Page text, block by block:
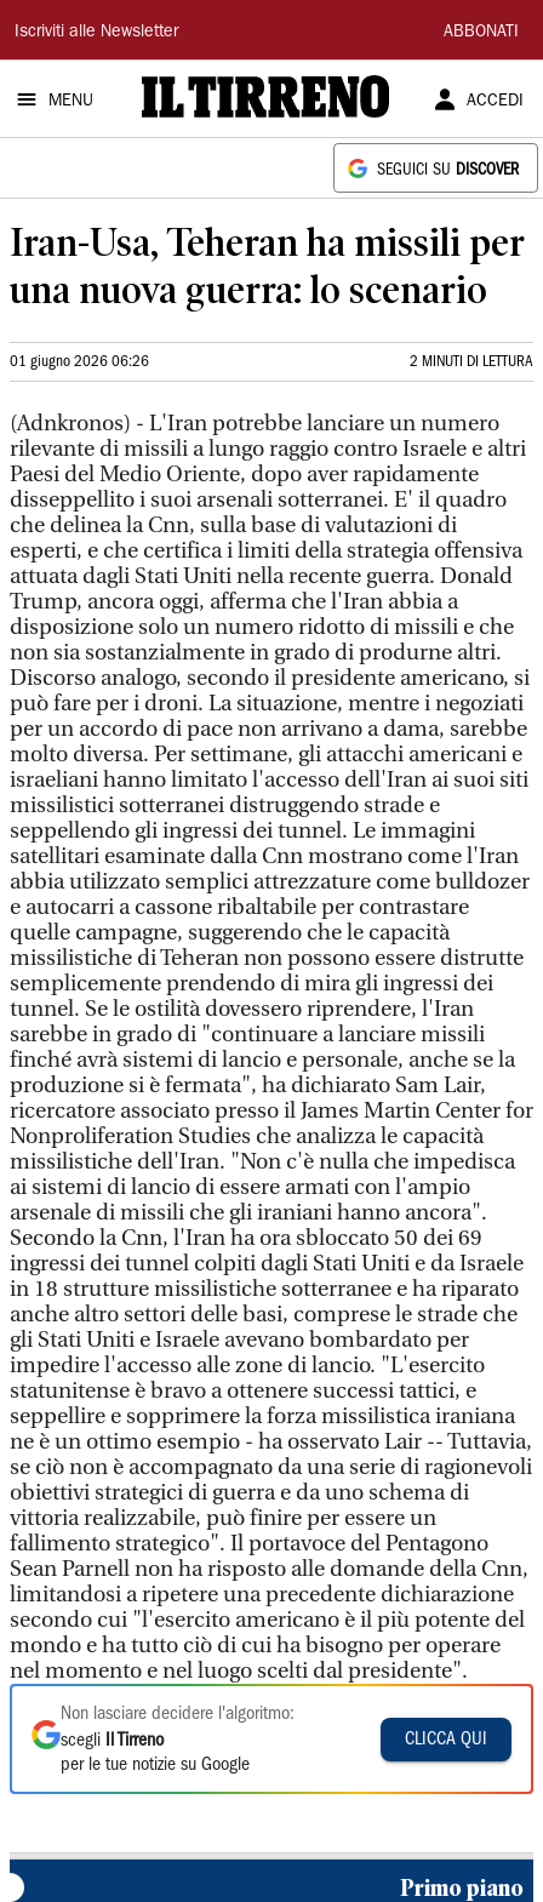
Il
Tirreno
Iscriviti alle Newsletter ABBONATI
MENU ACCEDI
SEGUICI SU DISCOVER
Iran-Usa, Teheran ha missili per
una nuova guerra: lo scenario
01 giugno 2026 06:26 2 MINUTI DI LETTURA
(Adnkronos) - L'Iran potrebbe lanciare un numero
rilevante di missili a lungo raggio contro Israele e altri
Paesi del Medio Oriente, dopo aver rapidamente
disseppellito i suoi arsenali sotterranei. E' il quadro
che delinea la Cnn, sulla base di valutazioni di
esperti, e che certifica i limiti della strategia offensiva
attuata dagli Stati Uniti nella recente guerra. Donald
Trump, ancora oggi, afferma che l'Iran abbia a
disposizione solo un numero ridotto di missili e che
non sia sostanzialmente in grado di produrne altri.
Discorso analogo, secondo il presidente americano, si
può fare per i droni. La situazione, mentre i negoziati
per un accordo di pace non arrivano a dama, sarebbe
molto diversa. Per settimane, gli attacchi americani e
israeliani hanno limitato l'accesso dell'Iran ai suoi siti
missilistici sotterranei distruggendo strade e
seppellendo gli ingressi dei tunnel. Le immagini
satellitari esaminate dalla Cnn mostrano come l'Iran
abbia utilizzato semplici attrezzature come bulldozer
e autocarri a cassone ribaltabile per contrastare
quelle campagne, suggerendo che le capacità
missilistiche di Teheran non possono essere distrutte
semplicemente prendendo di mira gli ingressi dei
tunnel. Se le ostilità dovessero riprendere, l'Iran
sarebbe in grado di "continuare a lanciare missili
finché avrà sistemi di lancio e personale, anche se la
produzione si è fermata", ha dichiarato Sam Lair,
ricercatore associato presso il James Martin Center for
Nonproliferation Studies che analizza le capacità
missilistiche dell'Iran. "Non c'è nulla che impedisca
ai sistemi di lancio di essere armati con l'ampio
arsenale di missili che gli iraniani hanno ancora".
Secondo la Cnn, l'Iran ha ora sbloccato 50 dei 69
ingressi dei tunnel colpiti dagli Stati Uniti e da Israele
in 18 strutture missilistiche sotterranee e ha riparato
anche altro settori delle basi, comprese le strade che
gli Stati Uniti e Israele avevano bombardato per
impedire l'accesso alle zone di lancio. "L'esercito
statunitense è bravo a ottenere successi tattici, e
seppellire e sopprimere la forza missilistica iraniana
ne è un ottimo esempio - ha osservato Lair -- Tuttavia,
se ciò non è accompagnato da una serie di ragionevoli
obiettivi strategici di guerra e da uno schema di
vittoria realizzabile, può finire per essere un
fallimento strategico". Il portavoce del Pentagono
Sean Parnell non ha risposto alle domande della Cnn,
limitandosi a ripetere una precedente dichiarazione
secondo cui "l'esercito americano è il più potente del
mondo e ha tutto ciò di cui ha bisogno per operare
nel momento e nel luogo scelti dal presidente".
Non lasciare decidere l'algoritmo:
scegli
Il Tirreno
per le tue notizie su Google
CLICCA QUI
Primo piano